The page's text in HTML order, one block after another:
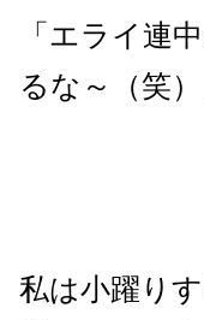
「エライ連
るな～（笑
私は小躍り